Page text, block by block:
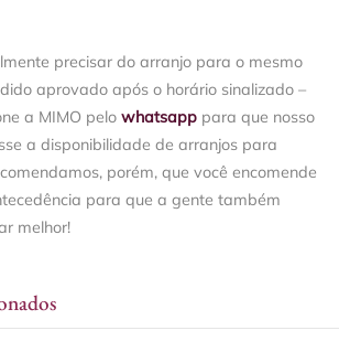
precisar do arranjo para o mesmo
aprovado após o horário sinalizado –
a MIMO pelo whatsapp para que nosso
a disponibilidade de arranjos para
porém, que você encomende
para que a gente também
melhor!